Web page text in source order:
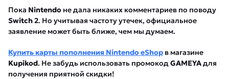
Пока Nintendo не дала никаких комментариев по поводу
Switch 2. Но учитывая частоту утечек, официальное
заявление может быть ближе, чем мы думаем.
Купить карты пополнения Nintendo eShop в магазине
Kupikod. Не забудь использовать промокодGAMEYAдля
получения приятной скидки!